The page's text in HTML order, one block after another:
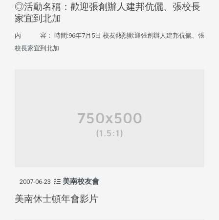
◎活動名稱：歡迎張創辦人建邦伉儷、張校長
家宜到北加
內 容： 時間:96年7月5日 校友熱烈歡迎張創辦人建邦伉儷、張
校長家宜到北加
2007-06-23 美南校友會
美南休士頓年會影片